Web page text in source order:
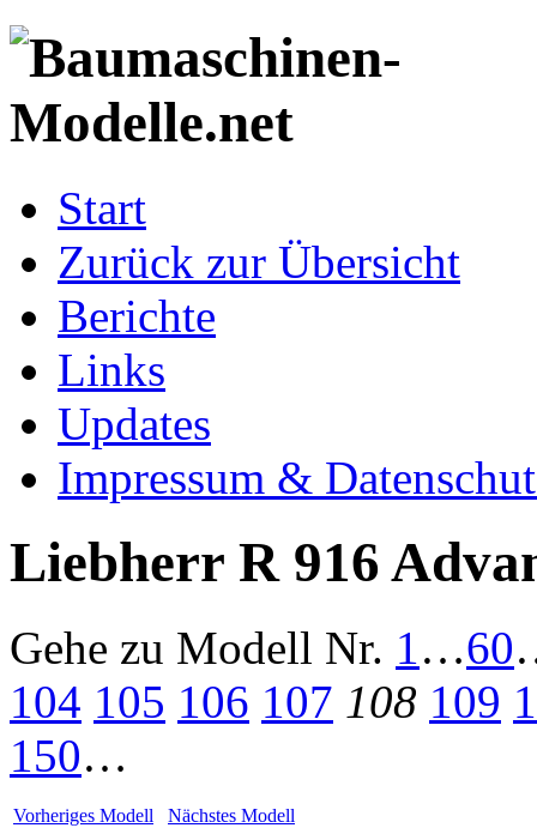
Start
Zurück zur Übersicht
Berichte
Links
Updates
Impressum &
Liebherr R 916
Gehe zu Modell Nr. 1…60
104 105 106 107 108 109
150…
Vorheriges Modell Nächstes Modell